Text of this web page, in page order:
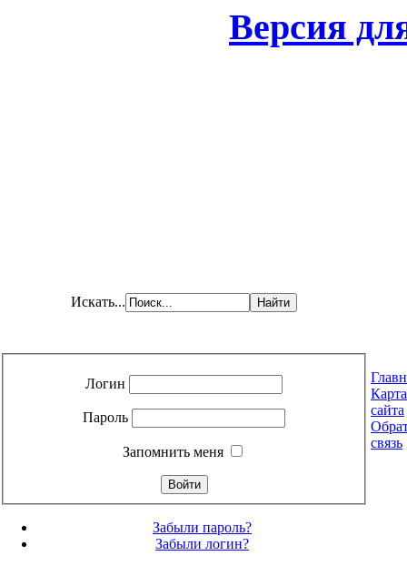
Версия
Искать...
Логин
Пароль
Запомнить меня
Забыли пароль?
Забыли логин?
Карта
сайта
связь